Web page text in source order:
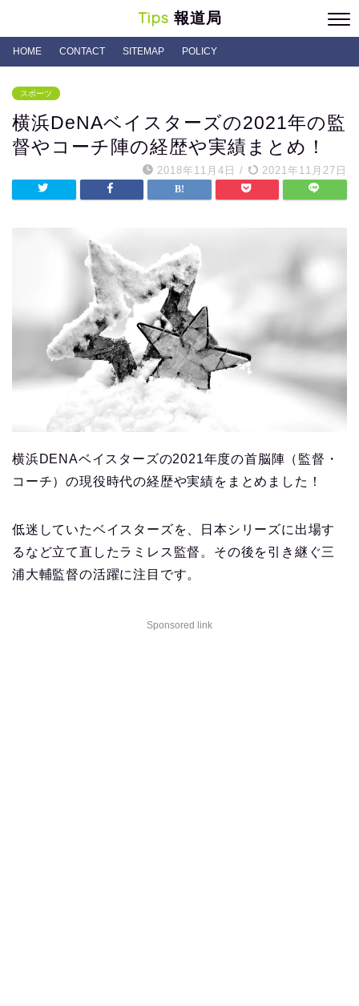
Tips 報道局
HOME CONTACT SITEMAP POLICY
スポーツ
横浜DeNAベイスターズの2021年の監
督やコーチ陣の経歴や実績まとめ！
2018年11月4日 / 2021年11月27日
横浜DENAベイスターズの2021年度の首脳陣（監督・
コーチ）の現役時代の経歴や実績をまとめました！
低迷していたベイスターズを、日本シリーズに出場す
るなど立て直したラミレス監督。その後を引き継ぐ三
浦大輔監督の活躍に注目です。
Sponsored link